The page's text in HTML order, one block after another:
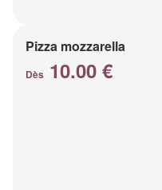
Pizza mozzarella
Dès 10.00 €